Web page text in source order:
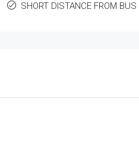
SHORT DISTANCE FROM